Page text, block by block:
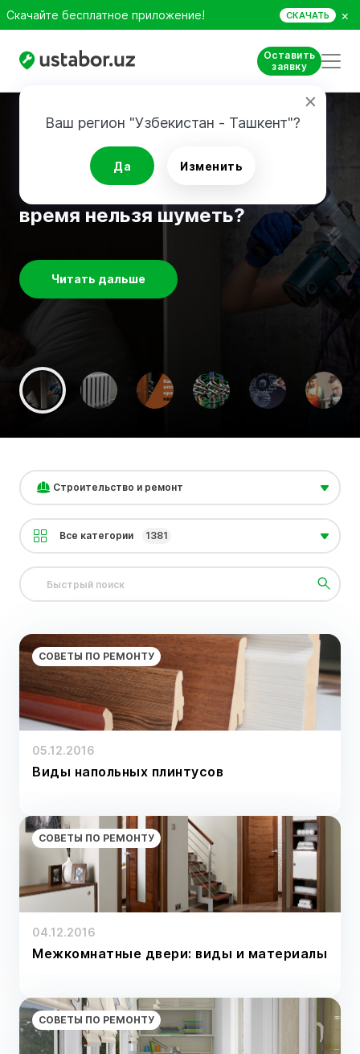
Скачайте бесплатное приложение! СКАЧАТЬ ×
Оставить
заявку
Ваш регион "Узбекистан - Ташкент"?
Да Изменить
Советы по ремонту
Ремонт у соседей: в какое
время нельзя шуметь?
Читать дальше
Строительство и ремонт
Все категории 1381
СОВЕТЫ ПО РЕМОНТУ
05.12.2016
Виды напольных плинтусов
СОВЕТЫ ПО РЕМОНТУ
04.12.2016
Межкомнатные двери: виды и материалы
СОВЕТЫ ПО РЕМОНТУ